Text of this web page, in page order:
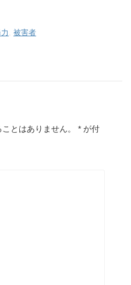
, 被害者
とはありません。 * が付